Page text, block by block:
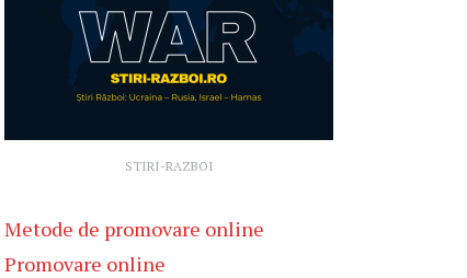
STIRI-RAZBOI
Metode de promovare online
Promovare online